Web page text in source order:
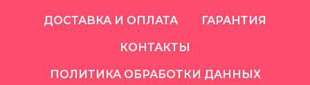
ДОСТАВКА И ОПЛАТА ГАРАНТИЯ
КОНТАКТЫ
ПОЛИТИКА ОБРАБОТКИ ДАННЫХ